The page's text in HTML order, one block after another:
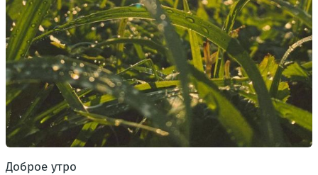
Доброе утро